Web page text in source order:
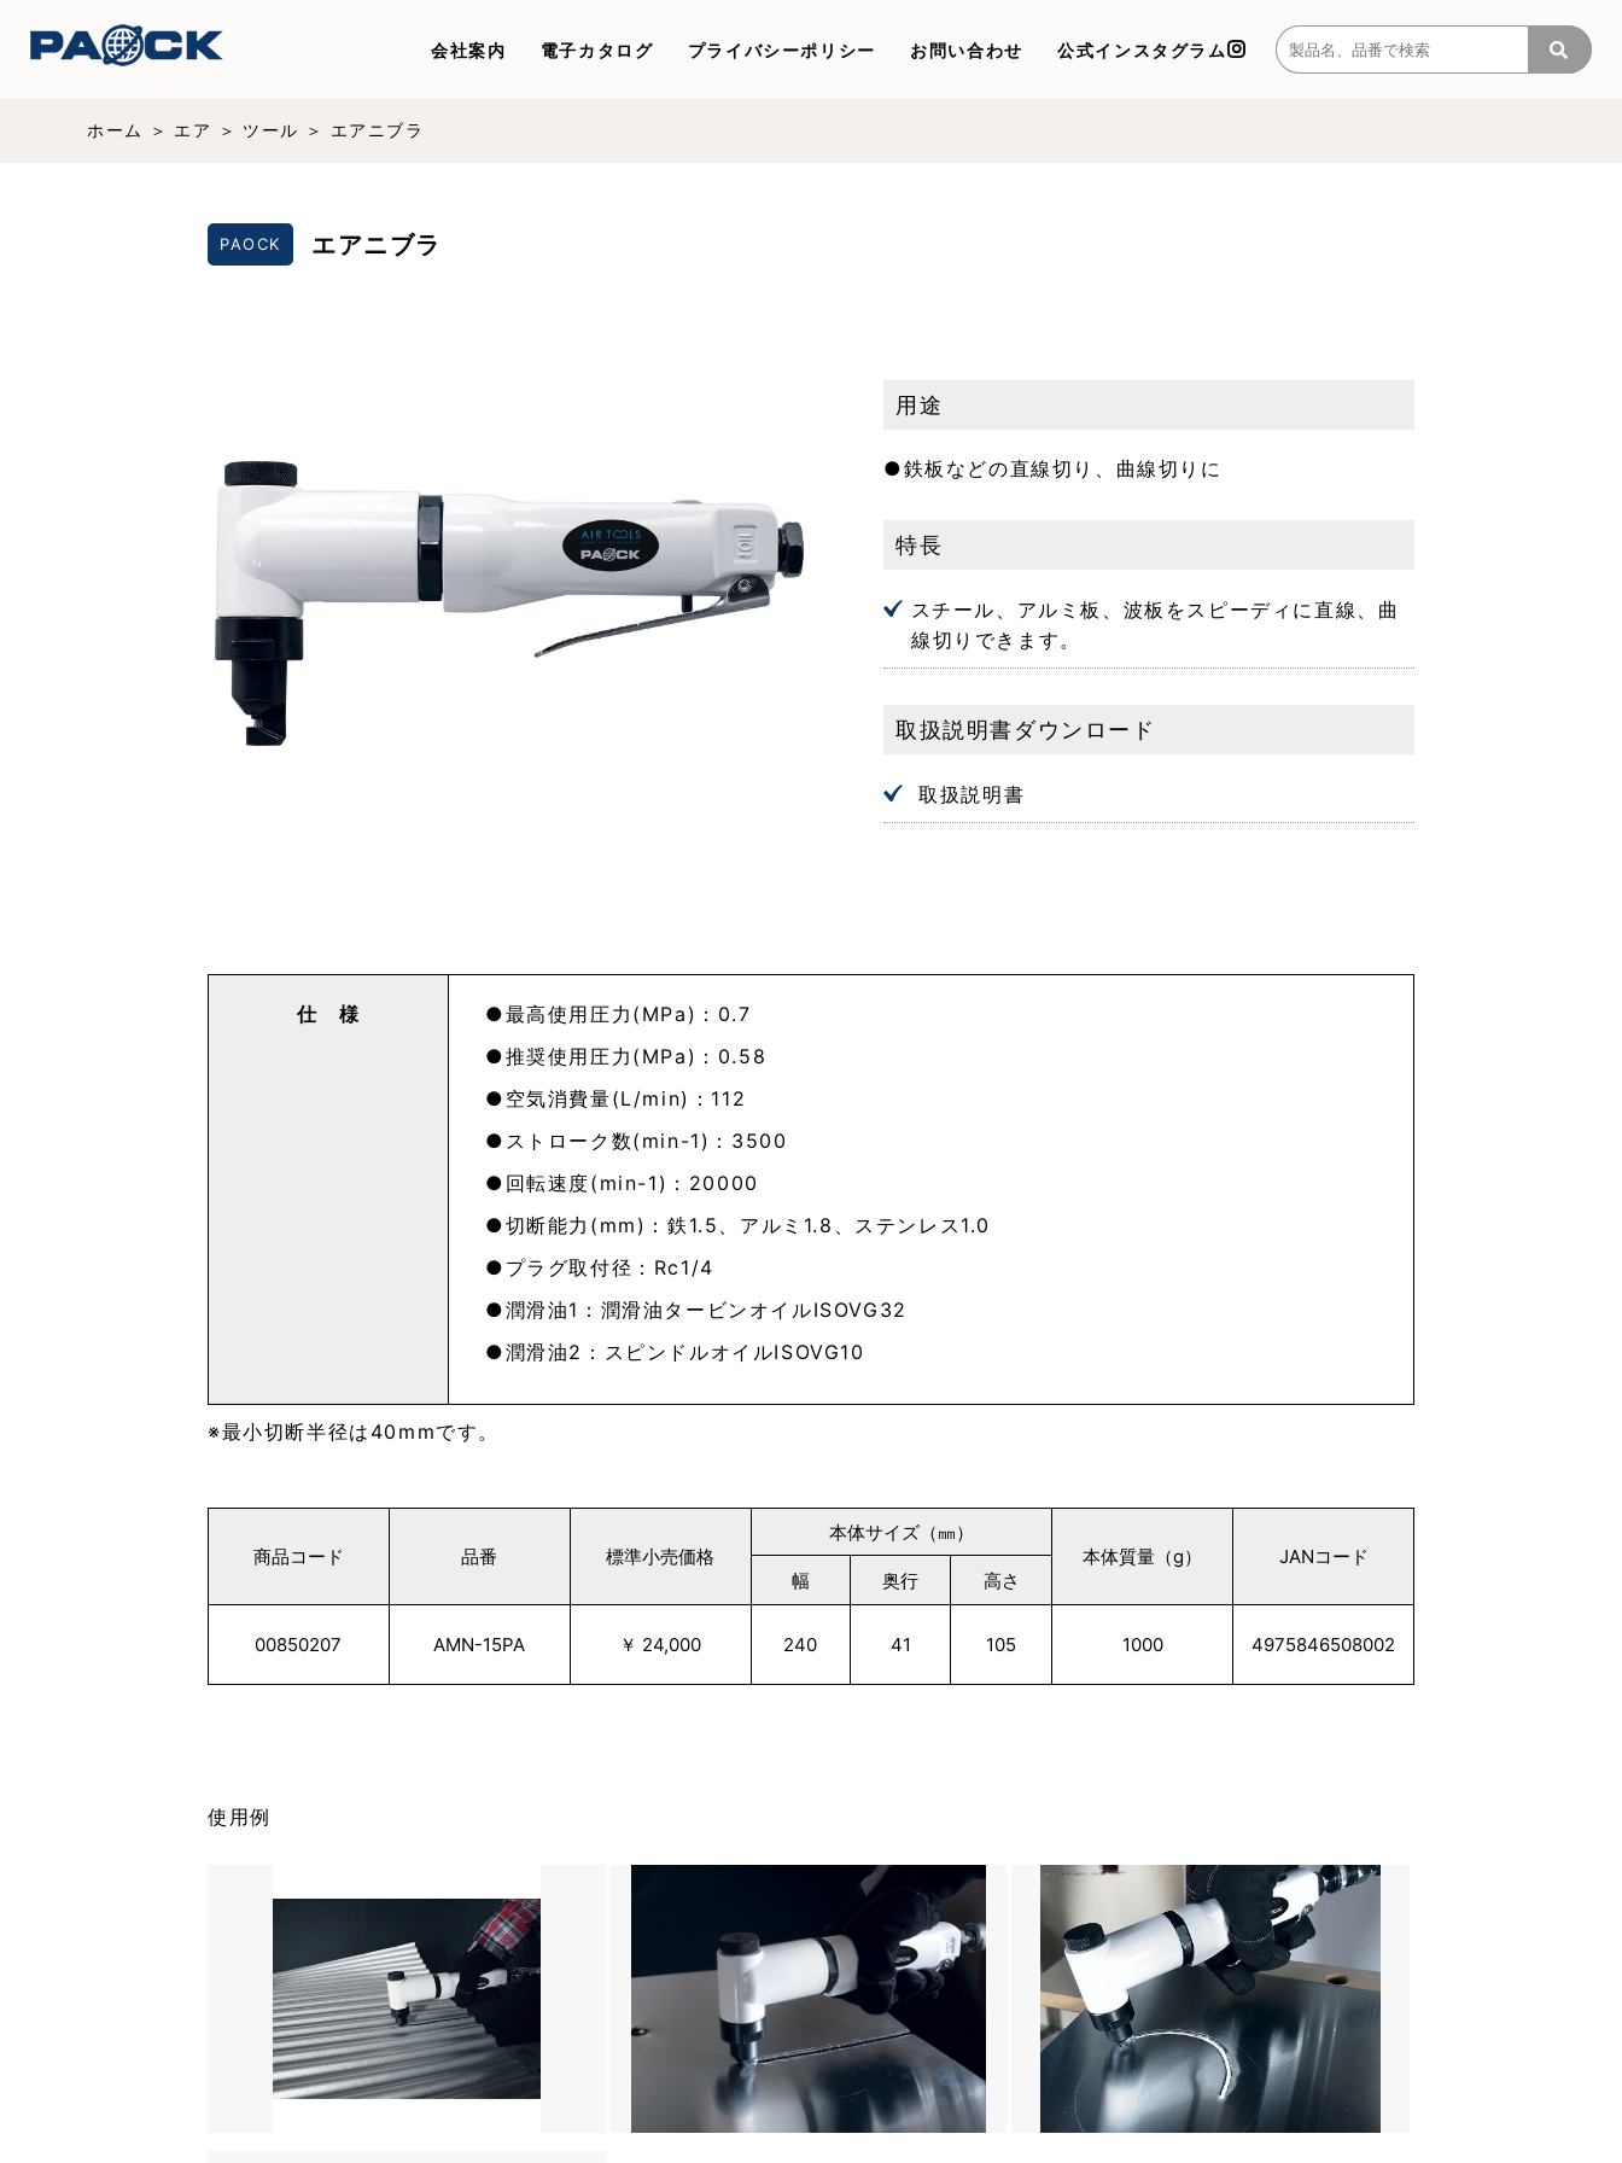
会社案内 電子カタログ プライバシーポリシー お問い合わせ 公式インスタグラム
ホーム エア ツール エアニブラ
PAOCK エアニブラ
用途
●鉄板などの直線切り、曲線切りに
特長
スチール、アルミ板、波板をスピーディに直線、曲
線切りできます。
取扱説明書ダウンロード
取扱説明書
仕 様
最高使用圧力(MPa)：0.7
推奨使用圧力(MPa)：0.58
空気消費量(L/min)：112
ストローク数(min-1)：3500
回転速度(min-1)：20000
切断能力(mm)：鉄1.5、アルミ1.8、ステンレス1.0
プラグ取付径：Rc1/4
潤滑油1：潤滑油タービンオイルISOVG32
潤滑油2：スピンドルオイルISOVG10
最小切断半径は40mmです。
商品コード
00850207
品番
AMN-15PA
標準小売価格
￥ 24,000
本体サイズ（㎜）
幅 奥行 高さ
240 41 105
本体質量（g）
1000
JANコード
4975846508002
使用例